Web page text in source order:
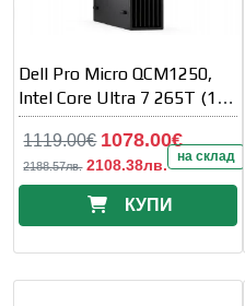
Dell Pro Micro QCM1250,
Intel Core Ultra 7 265T (13
TOPS NPU, 20cores, up to
1119.00€ 1078.00€
2188.57лв. 2108.38лв. на склад
КУПИ